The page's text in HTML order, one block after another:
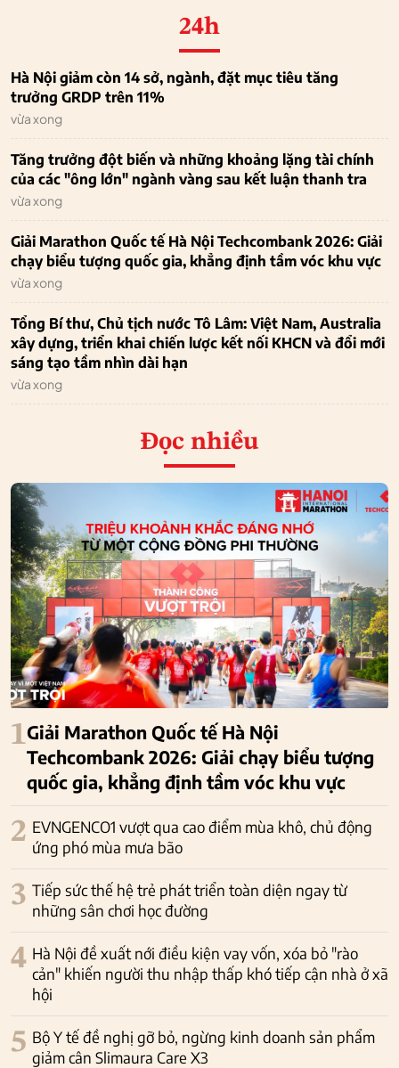
24h
Hà Nội giảm còn 14 sở, ngành, đặt mục tiêu tăng
trưởng GRDP trên 11%
vừa xong
Tăng trưởng đột biến và những khoảng lặng tài chính
của các "ông lớn" ngành vàng sau kết luận thanh tra
vừa xong
Giải Marathon Quốc tế Hà Nội Techcombank 2026: Giải
chạy biểu tượng quốc gia, khẳng định tầm vóc khu vực
vừa xong
Tổng Bí thư, Chủ tịch nước Tô Lâm: Việt Nam, Australia
xây dựng, triển khai chiến lược kết nối KHCN và đổi mới
sáng tạo tầm nhìn dài hạn
vừa xong
Đọc nhiều
1Giải Marathon Quốc tế Hà Nội
Techcombank 2026: Giải chạy biểu tượng
quốc gia, khẳng định tầm vóc khu vực
2 EVNGENCO1 vượt qua cao điểm mùa khô, chủ động
ứng phó mùa mưa bão
3 Tiếp sức thế hệ trẻ phát triển toàn diện ngay từ
những sân chơi học đường
4 Hà Nội đề xuất nới điều kiện vay vốn, xóa bỏ "rào
cản" khiến người thu nhập thấp khó tiếp cận nhà ở xã
hội
5 Bộ Y tế đề nghị gỡ bỏ, ngừng kinh doanh sản phẩm
giảm cân Slimaura Care X3